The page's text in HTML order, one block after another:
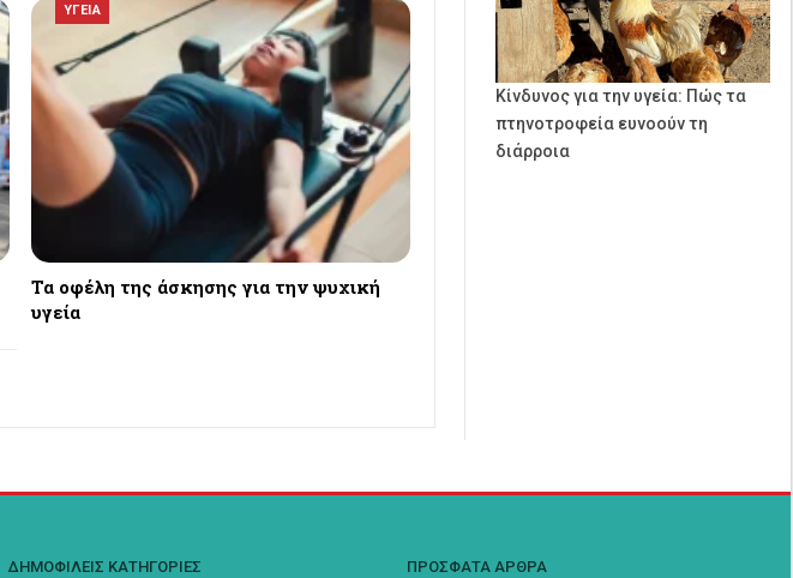
ΥΓΕΙΑ
Τα οφέλη της άσκησης για την ψυχική
υγεία
Κίνδυνος για την υγεία: Πώς τα
πτηνοτροφεία ευνοούν τη
διάρροια
ΔΗΜΟΦΙΛΕΙΣ ΚΑΤΗΓΟΡΙΕΣ ΠΡΟΣΦΑΤΑ ΑΡΘΡΑ